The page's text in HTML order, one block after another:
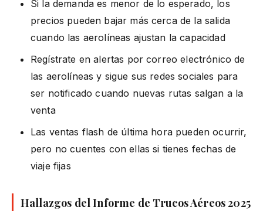
Si la demanda es menor de lo esperado, los
precios pueden bajar más cerca de la salida
cuando las aerolíneas ajustan la capacidad
Regístrate en alertas por correo electrónico de
las aerolíneas y sigue sus redes sociales para
ser notificado cuando nuevas rutas salgan a la
venta
Las ventas flash de última hora pueden ocurrir,
pero no cuentes con ellas si tienes fechas de
viaje fijas
Hallazgos del Informe de Trucos Aéreos 2025